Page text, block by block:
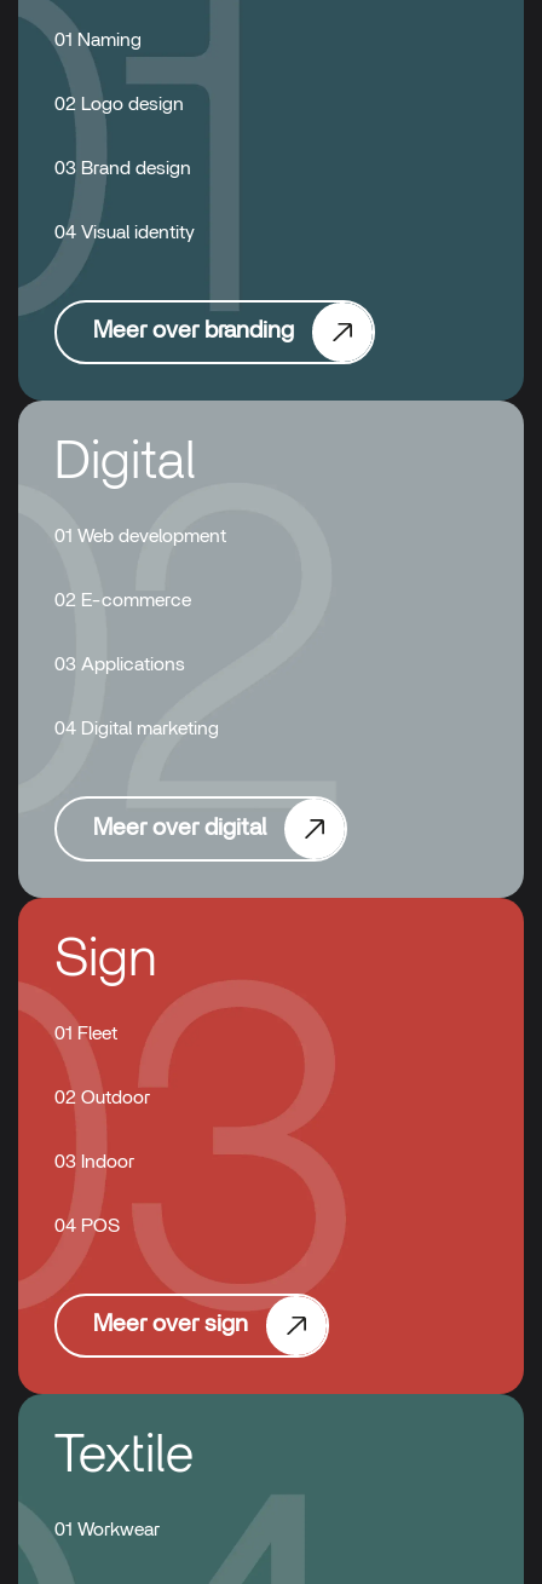
01 Naming
02 Logo design
03 Brand design
04 Visual identity
Meer over branding
Digital
01 Web development
02 E-commerce
03 Applications
04 Digital marketing
Meer over digital
Sign
01 Fleet
02 Outdoor
03 Indoor
04 POS
Meer over sign
Textile
01 Workwear